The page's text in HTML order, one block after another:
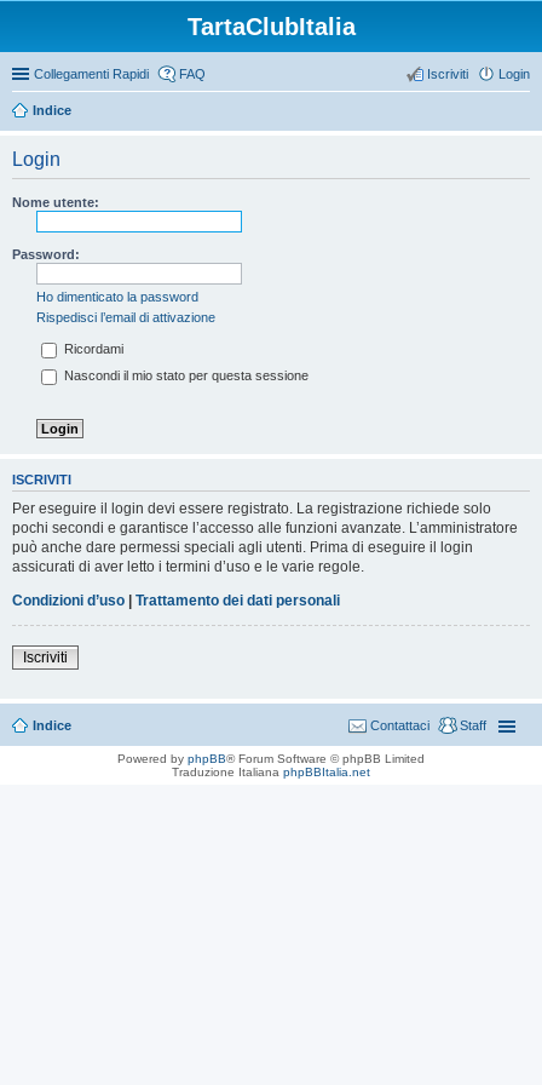
TartaClubItalia
Collegamenti Rapidi FAQ Login
Iscriviti
Indice
Login
Nome utente:
Password:
Ho dimenticato la password
Rispedisci l’email di attivazione
Ricordami
Nascondi il mio stato per questa sessione
ISCRIVITI
Per eseguire il login devi essere registrato. La registrazione richiede solo
pochi secondi e garantisce l’accesso alle funzioni avanzate. L’amministratore
può anche dare permessi speciali agli utenti. Prima di eseguire il login
assicurati di aver letto i termini d’uso e le varie regole.
Condizioni d’uso | Trattamento dei dati personali
Iscriviti
Indice Staff
Contattaci
Powered by phpBB® Forum Software © phpBB Limited
Traduzione Italiana phpBBItalia.net